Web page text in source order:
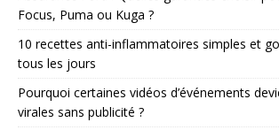
Focus, Puma ou Kuga ?
10 recettes anti-inflammatoires simples et
tous les jours
Pourquoi certaines vidéos d’événements
virales sans publicité ?